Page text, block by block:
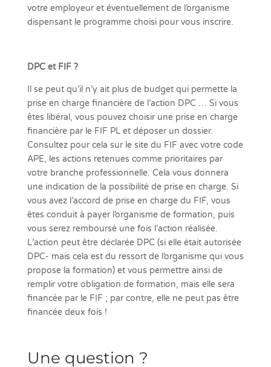
votre employeur et éventuellement de l’organisme
dispensant le programme choisi pour vous inscrire.
DPC et FIF ?
Il se peut qu’il n’y ait plus de budget qui permette la
prise en charge financière de l’action DPC … Si vous
êtes libéral, vous pouvez choisir une prise en charge
financière par le FIF PL et déposer un dossier.
Consultez pour cela sur le site du FIF avec votre code
APE, les actions retenues comme prioritaires par
votre branche professionnelle. Cela vous donnera
une indication de la possibilité de prise en charge. Si
vous avez l’accord de prise en charge du FIF, vous
êtes conduit à payer l’organisme de formation, puis
vous serez remboursé une fois l’action réalisée.
L’action peut être déclarée DPC (si elle était autorisée
DPC- mais cela est du ressort de l’organisme qui vous
propose la formation) et vous permettre ainsi de
remplir votre obligation de formation, mais elle sera
financée par le FIF ; par contre, elle ne peut pas être
financée deux fois !
Une question ?